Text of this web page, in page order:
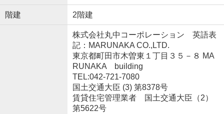
階建 2階建
株式会社丸中コーポレーション 英語表
記：MARUNAKA CO.,LTD.
東京都町田市木曽東１丁目３５－８ MA
RUNAKA building
TEL:042-721-7080
国土交通大臣 (3) 第8378号
賃貸住宅管理業者 国土交通大臣（2）
第5622号